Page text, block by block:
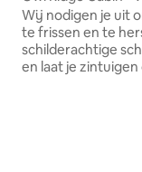
Wij nodigen je uit
te frissen en te
schilderachtige
en laat je